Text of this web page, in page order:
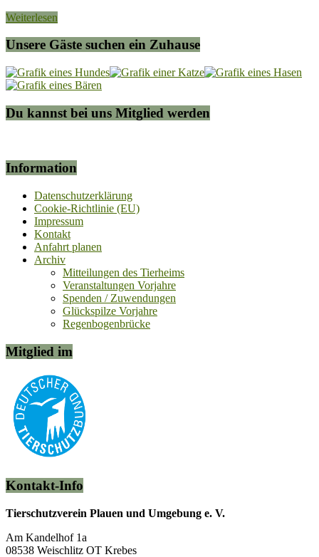
Weiterlesen
Unsere Gäste suchen ein Zuhause
Du kannst bei uns Mitglied werden
Information
Datenschutzerklärung
Cookie-Richtlinie (EU)
Impressum
Kontakt
Anfahrt planen
Archiv
Mitteilungen des Tierheims
Veranstaltungen Vorjahre
Spenden / Zuwendungen
Glückspilze Vorjahre
Regenbogenbrücke
Mitglied im
Kontakt-Info
Tierschutzverein Plauen und Umgebung e. V.
Am Kandelhof 1a
08538 Weischlitz OT Krebes